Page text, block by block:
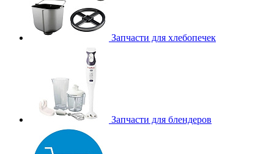
Запчасти для хлебопечек
Запчасти для блендеров